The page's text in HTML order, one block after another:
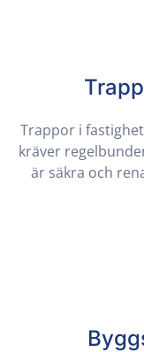
Trappor i
kräver
är säkra och